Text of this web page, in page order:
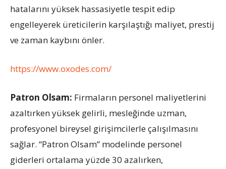
hatalarını yüksek hassasiyetle tespit edip
engelleyerek üreticilerin karşılaştığı maliyet, prestij
ve zaman kaybını önler.
https://www.oxodes.com/
Patron Olsam: Firmaların personel maliyetlerini
azaltırken yüksek gelirli, mesleğinde uzman,
profesyonel bireysel girişimcilerle çalışılmasını
sağlar. “Patron Olsam” modelinde personel
giderleri ortalama yüzde 30 azalırken,